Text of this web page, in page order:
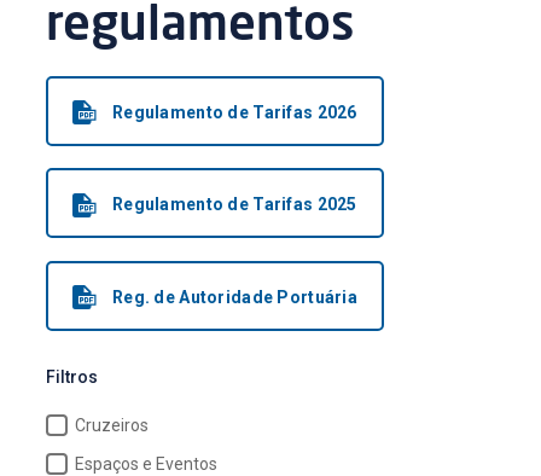
regulamentos
Regulamento de Tarifas 2026
Regulamento de Tarifas 2025
Reg. de Autoridade Portuária
Filtros
Cruzeiros
Espaços e Eventos